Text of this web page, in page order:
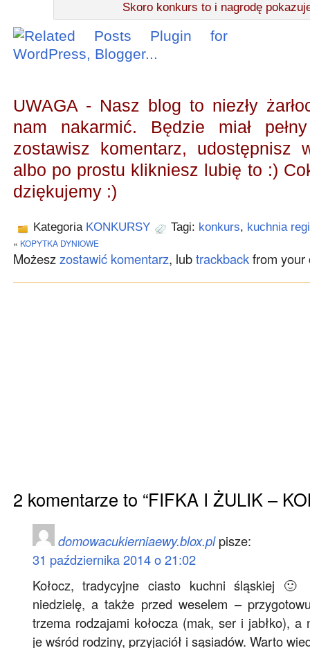
Skoro konkurs to i nagrodę
UWAGA - Nasz blog to niezły
nam nakarmić. Będzie miał
zostawisz komentarz,
albo po prostu klikniesz lubię to :)
dziękujemy :)
Kategoria KONKURSY Tagi: konkurs, kuchnia
« KOPYTKA DYNIOWE
Możeszzostawić komentarz, lubtrackbackfrom your
2 komentarze to “FIFKA I ŻULIK –
domowacukierniaewy.blox.pl pisze:
31 października 2014 o 21:02
Kołocz, tradycyjne ciasto kuchni śląskiej
niedzielę, a także przed weselem –
trzema rodzajami kołocza (mak, ser i jabłko), a
je wśród rodziny, przyjaciół i sąsiadów. Warto